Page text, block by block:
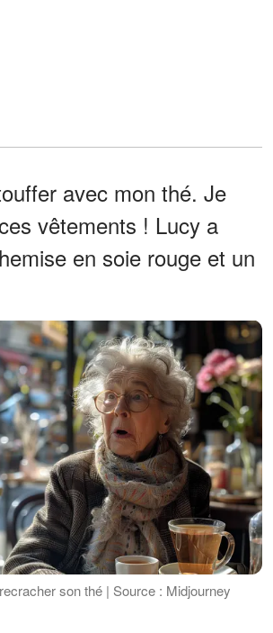
avec mon thé. Je
vêtements ! Lucy a
en soie rouge et un
son thé | Source : Midjourney